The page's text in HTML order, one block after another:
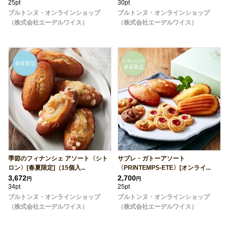
25pt
ブルトンヌ・オンラインショップ
（株式会社エーデルワイス）
30pt
ブルトンヌ・オンラインショップ
（株式会社エーデルワイス）
季節のフィナンシェ アソート〈シト
ロン〉[春夏限定]（15個入...
3,672円
34pt
ブルトンヌ・オンラインショップ
（株式会社エーデルワイス）
サブレ・ガトーアソート
〈PRINTEMPS-ETE〉[オンライ...
2,700円
25pt
ブルトンヌ・オンラインショップ
（株式会社エーデルワイス）